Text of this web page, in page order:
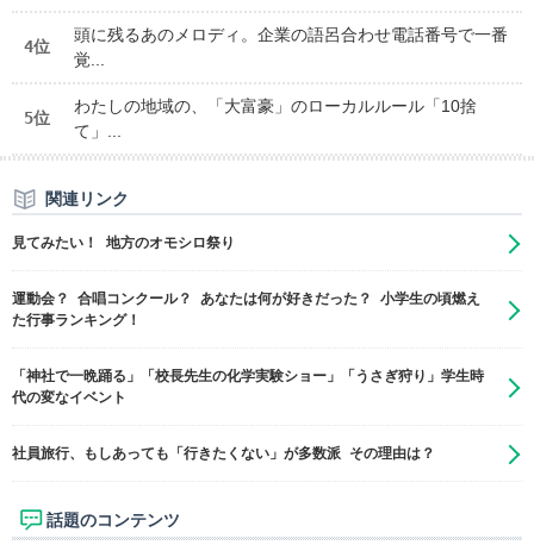
4位
頭に残るあのメロディ。企業の語呂合わせ電話番号で一番
覚...
5位
わたしの地域の、「大富豪」のローカルルール「10捨
て」...
関連リンク
見てみたい！ 地方のオモシロ祭り
運動会？ 合唱コンクール？ あなたは何が好きだった？ 小学生の頃燃え
た行事ランキング！
「神社で一晩踊る」「校長先生の化学実験ショー」「うさぎ狩り」学生時
代の変なイベント
社員旅行、もしあっても「行きたくない」が多数派 その理由は？
話題のコンテンツ